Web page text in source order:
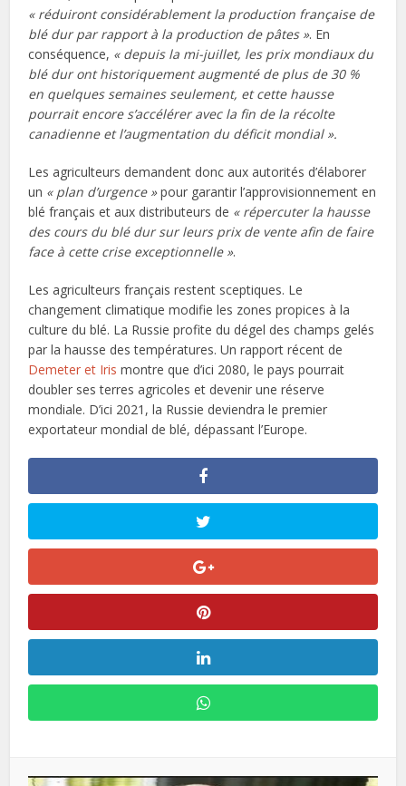
« réduiront considérablement la production française de
blé dur par rapport à la production de pâtes ». En
conséquence, « depuis la mi-juillet, les prix mondiaux du
blé dur ont historiquement augmenté de plus de 30 %
en quelques semaines seulement, et cette hausse
pourrait encore s’accélérer avec la fin de la récolte
canadienne et l’augmentation du déficit mondial ».
Les agriculteurs demandent donc aux autorités d’élaborer
un « plan d’urgence »pour garantir l’approvisionnement en
blé français et aux distributeurs de « répercuter la hausse
des cours du blé dur sur leurs prix de vente afin de faire
face à cette crise exceptionnelle ».
Les agriculteurs français restent sceptiques. Le
changement climatique modifie les zones propices à la
culture du blé. La Russie profite du dégel des champs gelés
par la hausse des températures. Un rapport récent de
Demeter et Iris montre que d’ici 2080, le pays pourrait
doubler ses terres agricoles et devenir une réserve
mondiale. D’ici 2021, la Russie deviendra le premier
exportateur mondial de blé, dépassant l’Europe.